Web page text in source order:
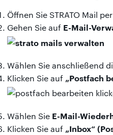
Öffnen Sie STRATO Mail per
Gehen Sie auf E-Mail-
Wählen Sie anschließend
Klicken Sie auf „Postfach
Wählen Sie E-Mail-
Klicken Sie auf „Inbox“